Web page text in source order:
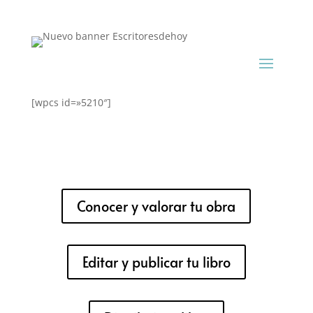
[wpcs id=»5210″]
Conocer y valorar tu obra
Editar y publicar tu libro